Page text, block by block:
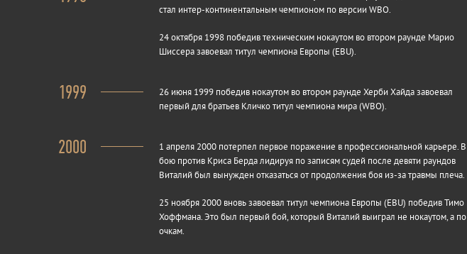
стал интер-континентальным чемпионом по версии WBO.
24 октября 1998 победив техническим нокаутом во втором раунде Марио
Шиссера завоевал титул чемпиона Европы (EBU).
1999
26 июня 1999 победив нокаутом во втором раунде Херби Хайда завоевал
первый для братьев Кличко титул чемпиона мира (WBO).
2000
1 апреля 2000 потерпел первое поражение в профессиональной карьере. В
бою против Криса Берда лидируя по записям судей после девяти раундов
Виталий был вынужден отказаться от продолжения боя из-за травмы плеча.
25 ноября 2000 вновь завоевал титул чемпиона Европы (EBU) победив Тимо
Хоффмана. Это был первый бой, который Виталий выиграл не нокаутом, а по
очкам.